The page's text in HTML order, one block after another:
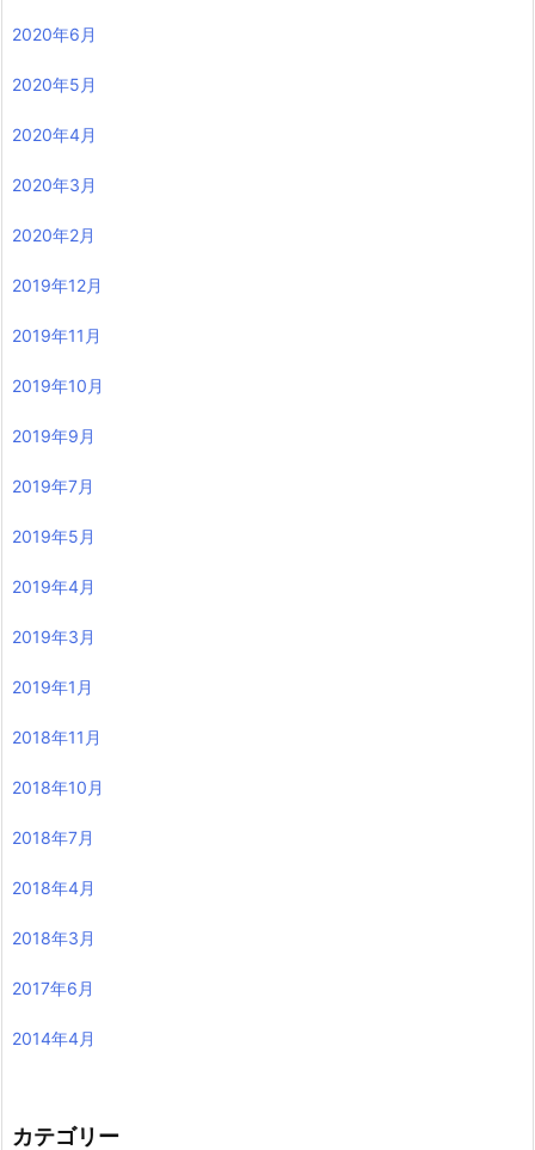
2020年6月
2020年5月
2020年4月
2020年3月
2020年2月
2019年12月
2019年11月
2019年10月
2019年9月
2019年7月
2019年5月
2019年4月
2019年3月
2019年1月
2018年11月
2018年10月
2018年7月
2018年4月
2018年3月
2017年6月
2014年4月
カテゴリー